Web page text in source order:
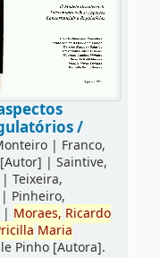
/
| Franco,
| Saintive,
| Teixeira,
| Pinheiro,
| Moraes, Ricardo
Maria
Pinho[Autora].